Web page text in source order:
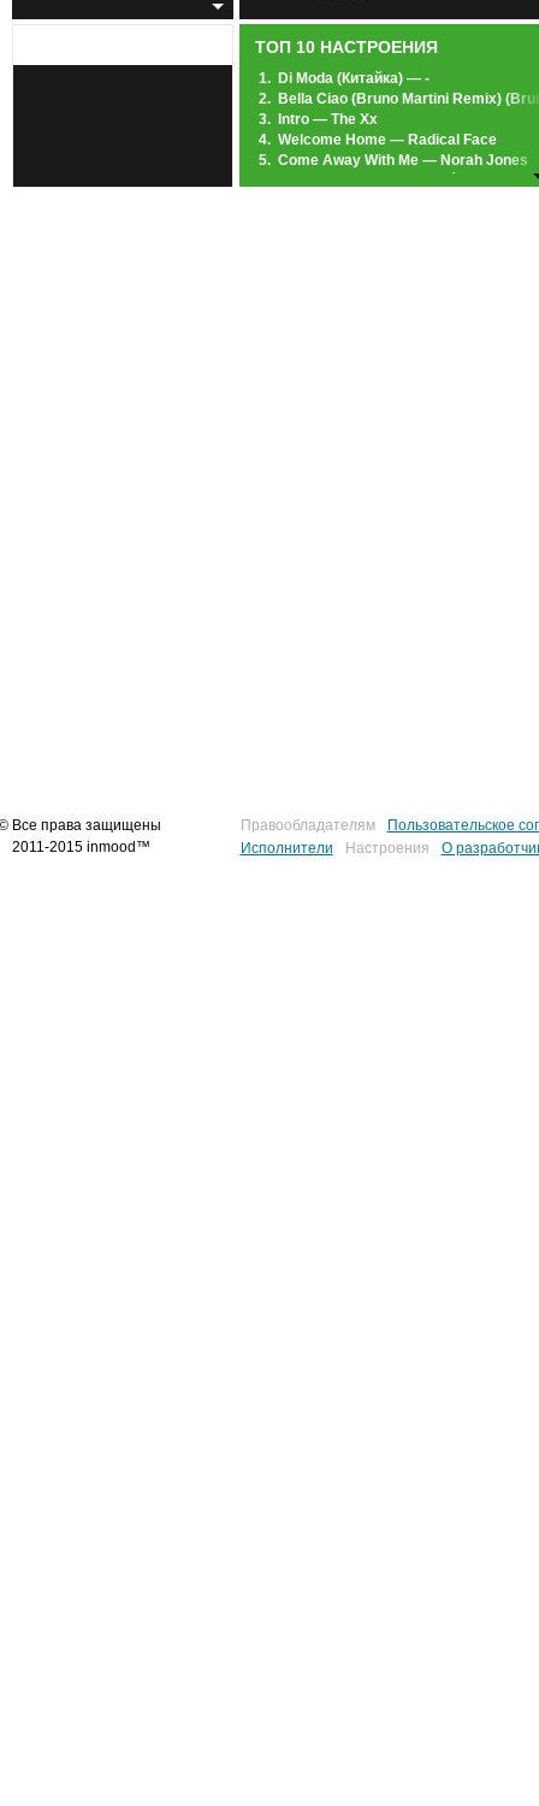
81% 12. I Remember When You
78% 14. I Know You (OST 50
57% 15. The Age Of The Unicorn —
22% 16. —
ТОП 10 НАСТРОЕНИЯ
1. Di Moda (Китайка) — -
2. Bella Ciao (Bruno Martini Remix)
3.
Intro — The Xx
4. Welcome Home — Radical Face
5. Come Away With Me — Norah Jones
Все права защищены
2011-2015 inmood™
Правообладателям
Пользовательское
Исполнители
Настроения О